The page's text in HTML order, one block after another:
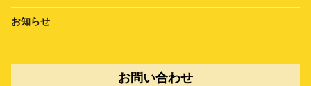
お知らせ
お問い合わせ